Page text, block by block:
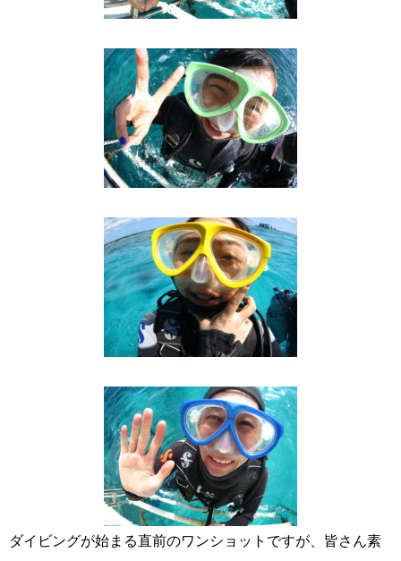
ダイビングが始まる直前のワンショットですが、皆さん素